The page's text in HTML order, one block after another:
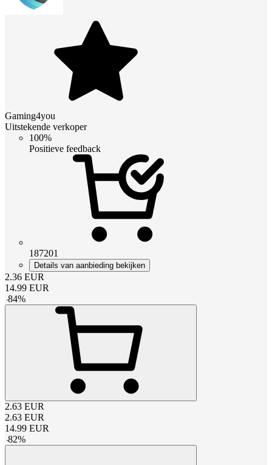
Gaming4you
Uitstekende verkoper
100%
Positieve feedback
187201
Details van aanbieding bekijken
2.36 EUR
14.99 EUR
-84%
2.63 EUR
2.63 EUR
14.99 EUR
-82%